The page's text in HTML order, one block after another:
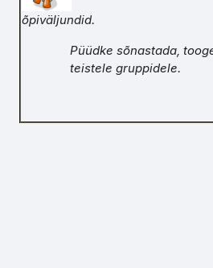
õpiväljundid.
Püüdke sõnastada,
teistele gruppidele.